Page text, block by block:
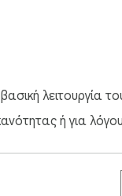
λειτουργία
ή για